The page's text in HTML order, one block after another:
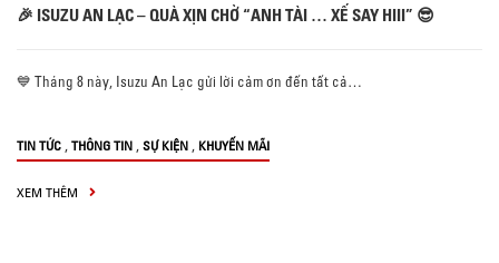
🎉 ISUZU AN LẠC – QUÀ XỊN CHỜ “ANH TÀI … XẾ SAY HIII” 😎
💙 Tháng 8 này, Isuzu An Lạc gửi lời cảm ơn đến tất cả…
TIN TỨC , THÔNG TIN , SỰ KIỆN , KHUYẾN MÃI
XEM THÊM